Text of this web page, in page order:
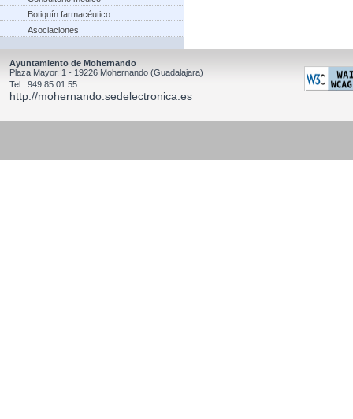
Botiquín farmacéutico
Asociaciones
Ayuntamiento de Mohernando
Plaza Mayor, 1 - 19226 Mohernando (Guadalajara)
Tel.: 949 85 01 55
http://mohernando.sedelectronica.es